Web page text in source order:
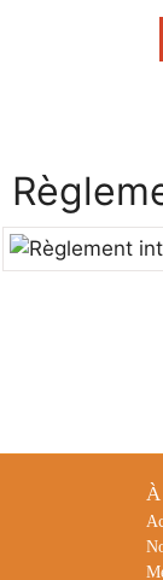
À